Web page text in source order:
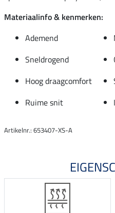
Materiaalinfo & kenmerken:
Ademend
Sneldrogend
Hoog draagcomfort
Ruime snit
Artikelnr.: 653407-XS-A